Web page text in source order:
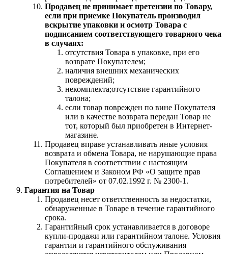
Продавец не принимает претензии по Товару,
если при приемке Покупатель производил
вскрытие упаковки и осмотр Товара с
подписанием соответствующего товарного чека
в случаях:
отсутствия Товара в упаковке, при его
возврате Покупателем;
наличия внешних механических
повреждений;
некомплекта;отсутствие гарантийного
талона;
если товар поврежден по вине Покупателя
или в качестве возврата передан Товар не
тот, который был приобретен в Интернет-
магазине.
Продавец вправе устанавливать иные условия
возврата и обмена Товара, не нарушающие права
Покупателя в соответствии с настоящим
Соглашением и Законом РФ «О защите прав
потребителей» от 07.02.1992 г. № 2300-1.
Гарантия на Товар
Продавец несет ответственность за недостатки,
обнаруженные в Товаре в течение гарантийного
срока.
Гарантийный срок устанавливается в договоре
купли-продажи или гарантийном талоне. Условия
гарантии и гарантийного обслуживания